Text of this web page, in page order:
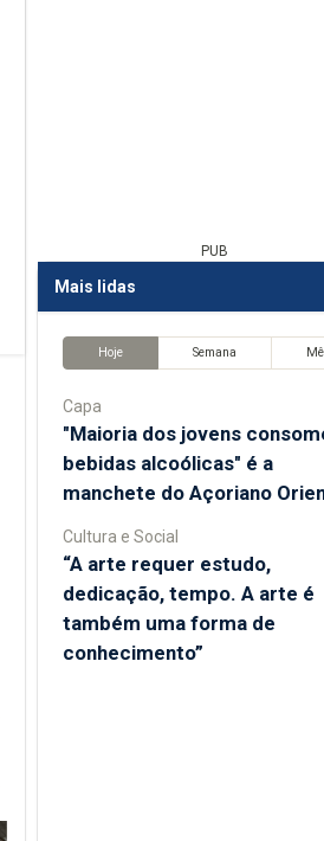
PUB
Mais lidas
Hoje Semana
Capa
"Maioria dos jovens
bebidas alcoólicas" é a
manchete do Açoriano
Cultura e Social
“A arte requer estudo,
dedicação, tempo. A arte é
também uma forma de
conhecimento”